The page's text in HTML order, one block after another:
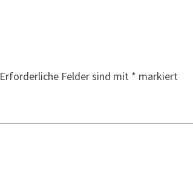
Erforderliche Felder sind mit * markiert